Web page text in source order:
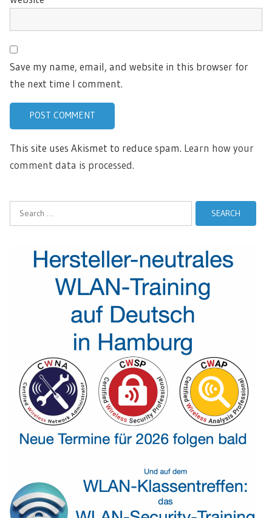
Save my name, email, and website in this browser for
the next time I comment.
This site uses Akismet to reduce spam. Learn how your
comment data is processed.
Search
for: